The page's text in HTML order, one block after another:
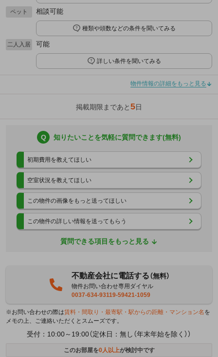
ペット 相談可能
種類や頭数などの条件を聞いてみる
二人入居 可能
詳しい条件を聞いてみる
物件情報の詳細をもっと見る
掲載期限まであと5日
Q 知りたいことを気軽に質問できます(無料)
初期費用を教えてほしい
空室状況を教えてほしい
この物件の画像をもっと送ってほしい
この物件の詳しい情報を送ってもらう
質問できる項目をもっと見る
不動産会社に電話する（無料）
物件お問い合わせ専用ダイヤル
0037-634-93119-59421-1059
※お問い合わせの際は賃料・間取り・最寄駅・駅からの距離・マンション名 を
メモの上、ご連絡いただくとスムーズです。
受付：10:00～19:00（定休日：無し（年末年始を除く））
このお部屋を0人以上が検討中です